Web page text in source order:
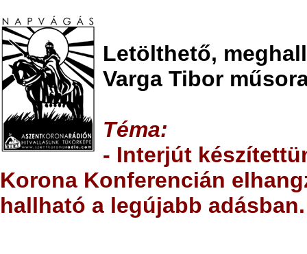
Letölthető,
Varga Tibor
Téma:
- Interjút
Korona Konferencián
hallható a legújabb adásban.